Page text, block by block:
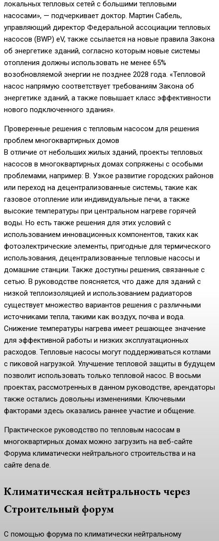
локальных тепловых сетей с большими тепловыми
насосами», — подчеркивает доктор. Мартин Сабель,
управляющий директор Федеральной ассоциации тепловых
насосов (BWP) eV, также ссылается на новые правила Закона
об энергетике зданий, согласно которым новые системы
отопления должны использовать не менее 65%
возобновляемой энергии не позднее 2028 года. «Тепловой
насос напрямую соответствует требованиям Закона об
энергетике зданий, а также повышает класс эффективности
нового подключенного здания».
Проверенные решения с тепловым насосом для решения
проблем многоквартирных домов
В отличие от небольших жилых зданий, проекты тепловых
насосов в многоквартирных домах сопряжены с особыми
проблемами, например: B. Узкое развитие городских районов
или переход на децентрализованные системы, такие как
газовое отопление или индивидуальные печи, а также
высокие температуры при центральном нагреве горячей
воды. Но есть также решения для этих условий с
использованием инновационных компонентов, таких как
фотоэлектрические элементы, пригодные для термического
использования, децентрализованные тепловые насосы и
домашние станции. Также доступны решения, связанные с
сетью. В руководстве поясняется, что даже для зданий с
низкой теплоизоляцией и использованием радиаторов
существует множество вариантов решения с различными
источниками тепла, такими как воздух, почва и вода.
Снижение температуры нагрева имеет решающее значение
для эффективной работы и низких эксплуатационных
расходов. Тепловые насосы могут поддерживаться котлами
с пиковой нагрузкой. Улучшение тепловой защиты в будущем
позволит использовать только тепловой насос. В восьми
проектах, рассмотренных в данном руководстве, арендаторы
также остались довольны изменениями. Ключевыми
факторами здесь оказались раннее участие и общение.
Практическое руководство по тепловым насосам в
многоквартирных домах можно загрузить на веб-сайте
Форума климатически нейтрального строительства и на
сайте dena.de.
Климатическая нейтральность через
Строительный форум
С помощью форума по климатически нейтральному